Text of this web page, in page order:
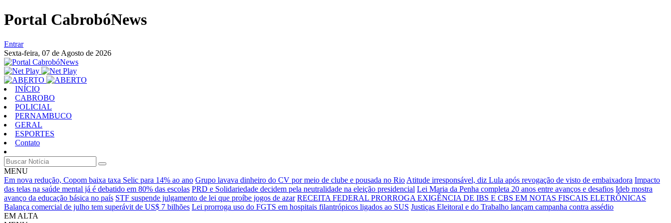
Portal CabrobóNews
Entrar
Sexta-feira, 07 de Agosto de 2026
INÍCIO
CABROBO
POLICIAL
PERNAMBUCO
GERAL
ESPORTES
Contato
MENU
Em nova redução, Copom baixa taxa Selic para 14% ao ano Grupo lavava dinheiro do CV por meio de clube e pousada no Rio Atitude irresponsável, diz Lula após revogação de visto de embaixadora Impacto
das telas na saúde mental já é debatido em 80% das escolas PRD e Solidariedade decidem pela neutralidade na eleição presidencial Lei Maria da Penha completa 20 anos entre avanços e desafios Ideb mostra
avanço da educação básica no país STF suspende julgamento de lei que proíbe jogos de azar RECEITA FEDERAL PRORROGA EXIGÊNCIA DE IBS E CBS EM NOTAS FISCAIS ELETRÔNICAS
Balança comercial de julho tem superávit de US$ 7 bilhões Lei prorroga uso do FGTS em hospitais filantrópicos ligados ao SUS Justiças Eleitoral e do Trabalho lançam campanha contra assédio
EM ALTA